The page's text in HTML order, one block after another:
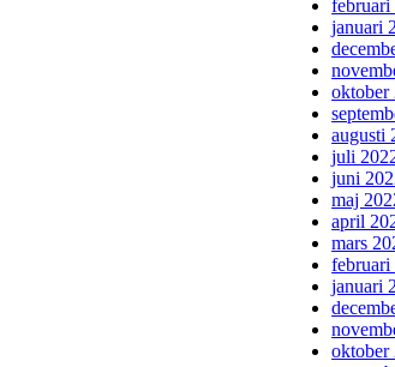
februari
januari
oktober
augusti
juli
juni
maj
april
mars
februari
januari
oktober